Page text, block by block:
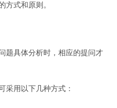
方式和原则。
题具体分析时，相应的提问才
采用以下几种方式：